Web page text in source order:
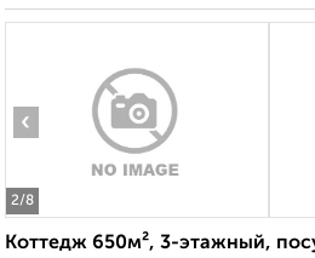
2/8
‹
Коттедж 650м², 3-этажный,